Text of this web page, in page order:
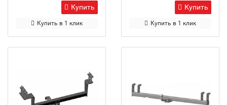
Купить
Купить в 1 клик
Купить
Купить в 1 клик